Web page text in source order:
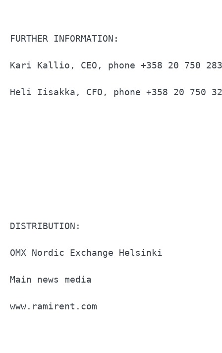
FURTHER
Kari Kallio, CEO, phone +358 20
Heli Iisakka, CFO, phone +358 20 750
OMX Nordic
Main